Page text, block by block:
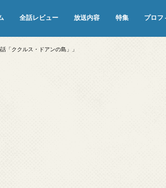
全話レビュー 放送内容 特集 プロフ
「ククルス・ドアンの島」」